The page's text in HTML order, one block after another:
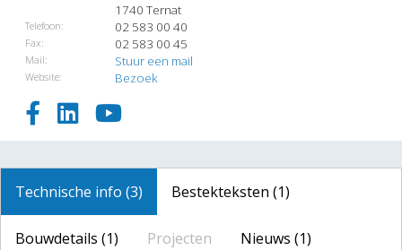
1740 Ternat
Telefoon: 02 583 00 40
Fax: 02 583 00 45
Mail: Stuur een mail
Website: Bezoek
Technische info (3) Bestekteksten (1)
Bouwdetails (1) Projecten Nieuws (1)